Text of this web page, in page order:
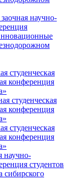
научно-
студенческая
конференция
студенческая
конференция
студенческая
конференция
научно-
студентов
сибирского